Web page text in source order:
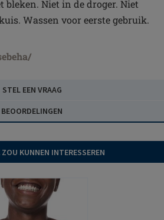
bleken. Niet in de droger. Niet
Wassen voor eerste gebruik.
STEL EEN VRAAG
BEOORDELINGEN
KUNNEN INTERESSEREN